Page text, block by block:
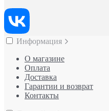
Информация
О магазине
Оплата
Доставка
Гарантии и возврат
Контакты